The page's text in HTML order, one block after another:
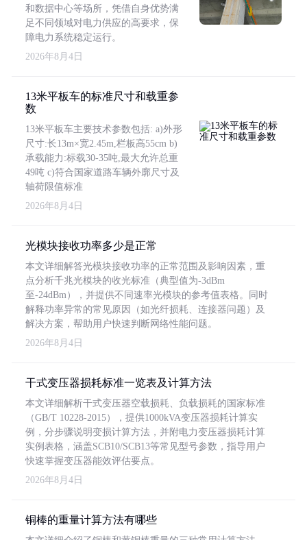
和数据中心等场所，凭借自身优势满
足不同领域对电力供应的高要求，保
障电力系统稳定运行。
2026年8月4日
13米平板车的标准尺寸和载重参
数
13米平板车主要技术参数包括: a)外形
尺寸:长13m×宽2.45m,栏板高55cm b)
承载能力:标载30-35吨,最大允许总重
49吨 c)符合国家道路车辆外廓尺寸及
轴荷限值标准
2026年8月4日
光模块接收功率多少是正常
本文详细解答光模块接收功率的正常范围及影响因素，重
点分析千兆光模块的收光标准（典型值为-3dBm
至-24dBm），并提供不同速率光模块的参考值表格。同时
解释功率异常的常见原因（如光纤损耗、连接器问题）及
解决方案，帮助用户快速判断网络性能问题。
2026年8月4日
干式变压器损耗标准一览表及计算方法
本文详细解析干式变压器空载损耗、负载损耗的国家标准
（GB/T 10228-2015），提供1000kVA变压器损耗计算实
例，分步骤说明变损计算方法，并附电力变压器损耗计算
实例表格，涵盖SCB10/SCB13等常见型号参数，指导用户
快速掌握变压器能效评估要点。
2026年8月4日
铜棒的重量计算方法有哪些